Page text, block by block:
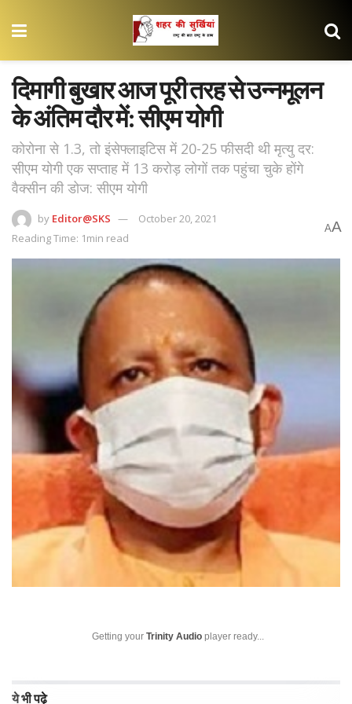
दिमागी बुखार आज पूरी तरह से उन्नमूलन
के अंतिम दौर में: सीएम योगी
कोरोना से 1.3, तो इंसेफ्लाइटिस में 20-25 फीसदी थी मृत्यु दर:
सीएम योगी एक सप्ताह में 13 करोड़ लोगों तक पहुंचा चुके होंगे
वैक्सीन की डोज: सीएम योगी
by Editor@SKS
October 20, 2021
Reading Time: 1min read
AA
Getting your Trinity Audio player ready...
ये भी पढ़े